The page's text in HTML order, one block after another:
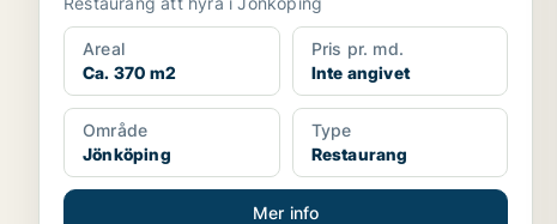
Areal
Ca. 370 m2
Pris pr. md.
Inte angivet
Område
Jönköping
Type
Restaurang
Mer info